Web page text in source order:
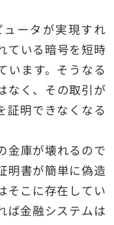
ータが実現すれ
ている暗号を短時
います。そうなる
なく、その取引が
証明できなくなる
金庫が壊れるので
明書が簡単に偽造
そこに存在してい
ば金融システムは